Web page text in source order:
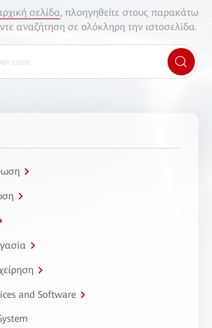
σελίδα, πλοηγηθείτε στους παρακάτω
αναζήτηση σε ολόκληρη την ιστοσελίδα.
and Software